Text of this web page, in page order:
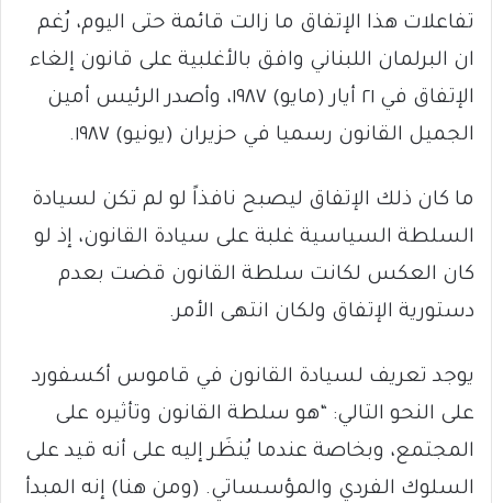
تفاعلات هذا الإتفاق ما زالت قائمة حتى اليوم، رُغم
ان البرلمان اللبناني وافق بالأغلبية على قانون إلغاء
الإتفاق في ٢١ أيار (مايو) ١٩٨٧، وأصدر الرئيس أمين
الجميل القانون رسميا في حزيران (يونيو) ١٩٨٧.
ما كان ذلك الإتفاق ليصبح نافذاً لو لم تكن لسيادة
السلطة السياسية غلبة على سيادة القانون، إذ لو
كان العكس لكانت سلطة القانون قضت بعدم
دستورية الإتفاق ولكان انتهى الأمر.
يوجد تعريف لسيادة القانون في قاموس أكسفورد
على النحو التالي: “هو سلطة القانون وتأثيره على
المجتمع، وبخاصة عندما يُنظَر إليه على أنه قيد على
السلوك الفردي والمؤسساتي. (ومن هنا) إنه المبدأ